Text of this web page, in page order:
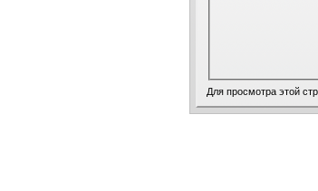
Для просмотра этой